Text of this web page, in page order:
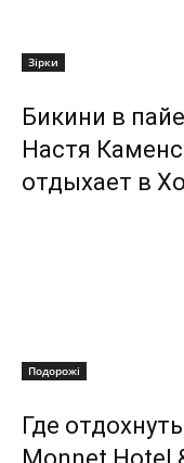
Зірки
Бикини в
Настя
отдыхает в
Подорожі
Где